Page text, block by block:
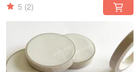
5 (2)